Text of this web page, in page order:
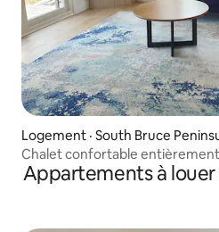
Logement · South Bruce
Chalet confortable
Appartements à